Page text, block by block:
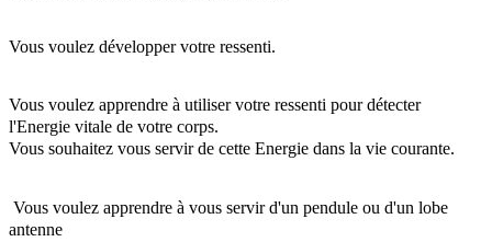
Vous voulez développer votre ressenti.
Vous voulez apprendre à utiliser votre ressenti pour détecter
l'Energie vitale de votre corps.
Vous souhaitez vous servir de cette Energie dans la vie courante.
Vous voulez apprendre à vous servir d'un pendule ou d'un lobe
antenne